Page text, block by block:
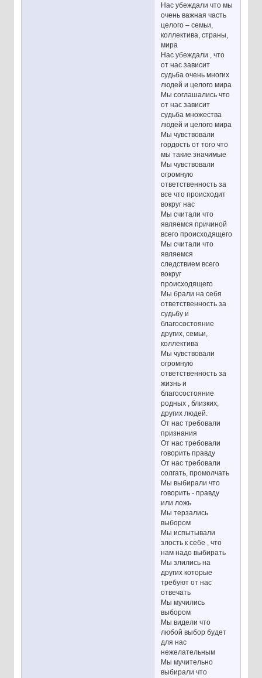
Нас убеждали что мы
очень важная часть
целого – семьи,
коллектива, страны,
мира
Нас убеждали , что
от нас зависит
судьба очень многих
людей и целого мира
Мы соглашались что
от нас зависит
судьба множества
людей и целого мира
Мы чувствовали
гордость от того что
мы такие значимые
Мы чувствовали
огромную
ответственность за
все что происходит
вокруг нас
Мы считали что
являемся причиной
всего происходящего
Мы считали что
являемся
следствием всего
вокруг
происходящего
Мы брали на себя
ответственность за
судьбу и
благосостояние
других, семьи,
коллектива
Мы чувствовали
огромную
ответственность за
жизнь и
благосостояние
родных , близких,
других людей.
От нас требовали
признания
От нас требовали
говорить правду
От нас требовали
солгать, промолчать
Мы выбирали что
говорить - правду
или ложь
Мы терзались
выбором
Мы испытывали
злость к себе , что
нам надо выбирать
Мы злились на
других которые
требуют от нас
отвечать
Мы мучились
выбором
Мы видели что
любой выбор будет
для нас
нежелательным
Мы мучительно
выбирали что